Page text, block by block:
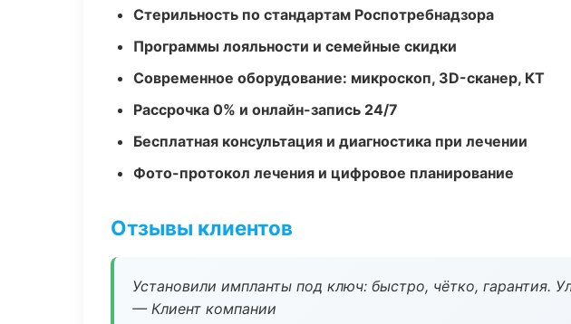
Стерильность по стандартам Роспотребнадзора
Программы лояльности и семейные скидки
Современное оборудование: микроскоп, 3D-сканер, КТ
Рассрочка 0% и онлайн-запись 24/7
Бесплатная консультация и диагностика при лечении
Фото-протокол лечения и цифровое планирование
Отзывы клиентов
Установили импланты под ключ: быстро, чётко, гарантия.
— Клиент компании